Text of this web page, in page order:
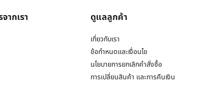
ากเรา ดูแลลูกค้า
เกี่ยวกับเรา
ข้อกำหนดและเงื่อนไข
นโยบายการยกเลิกคำสั่งซื้อ
การเปลี่ยนสินค้า และการคืนเงิน